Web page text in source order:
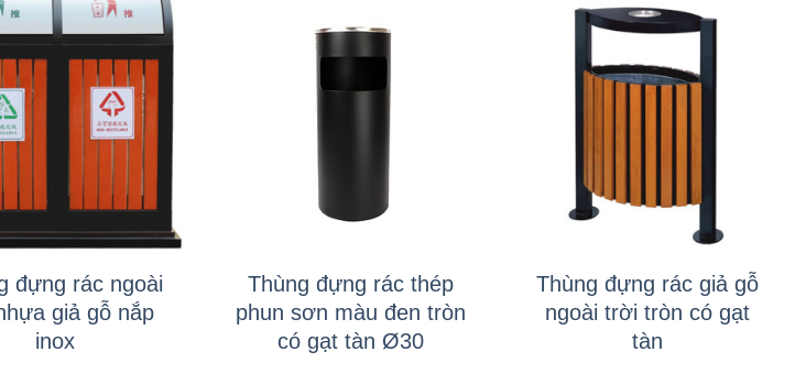
đựng rác ngoài
giả gỗ nắp
inox
Thùng đựng rác thép
phun sơn màu đen tròn
có gạt tàn Ø30
Thùng đựng rác giả gỗ
ngoài trời tròn có gạt
tàn